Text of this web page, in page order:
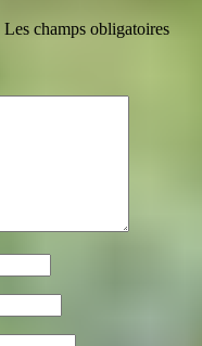
Les champs obligatoires